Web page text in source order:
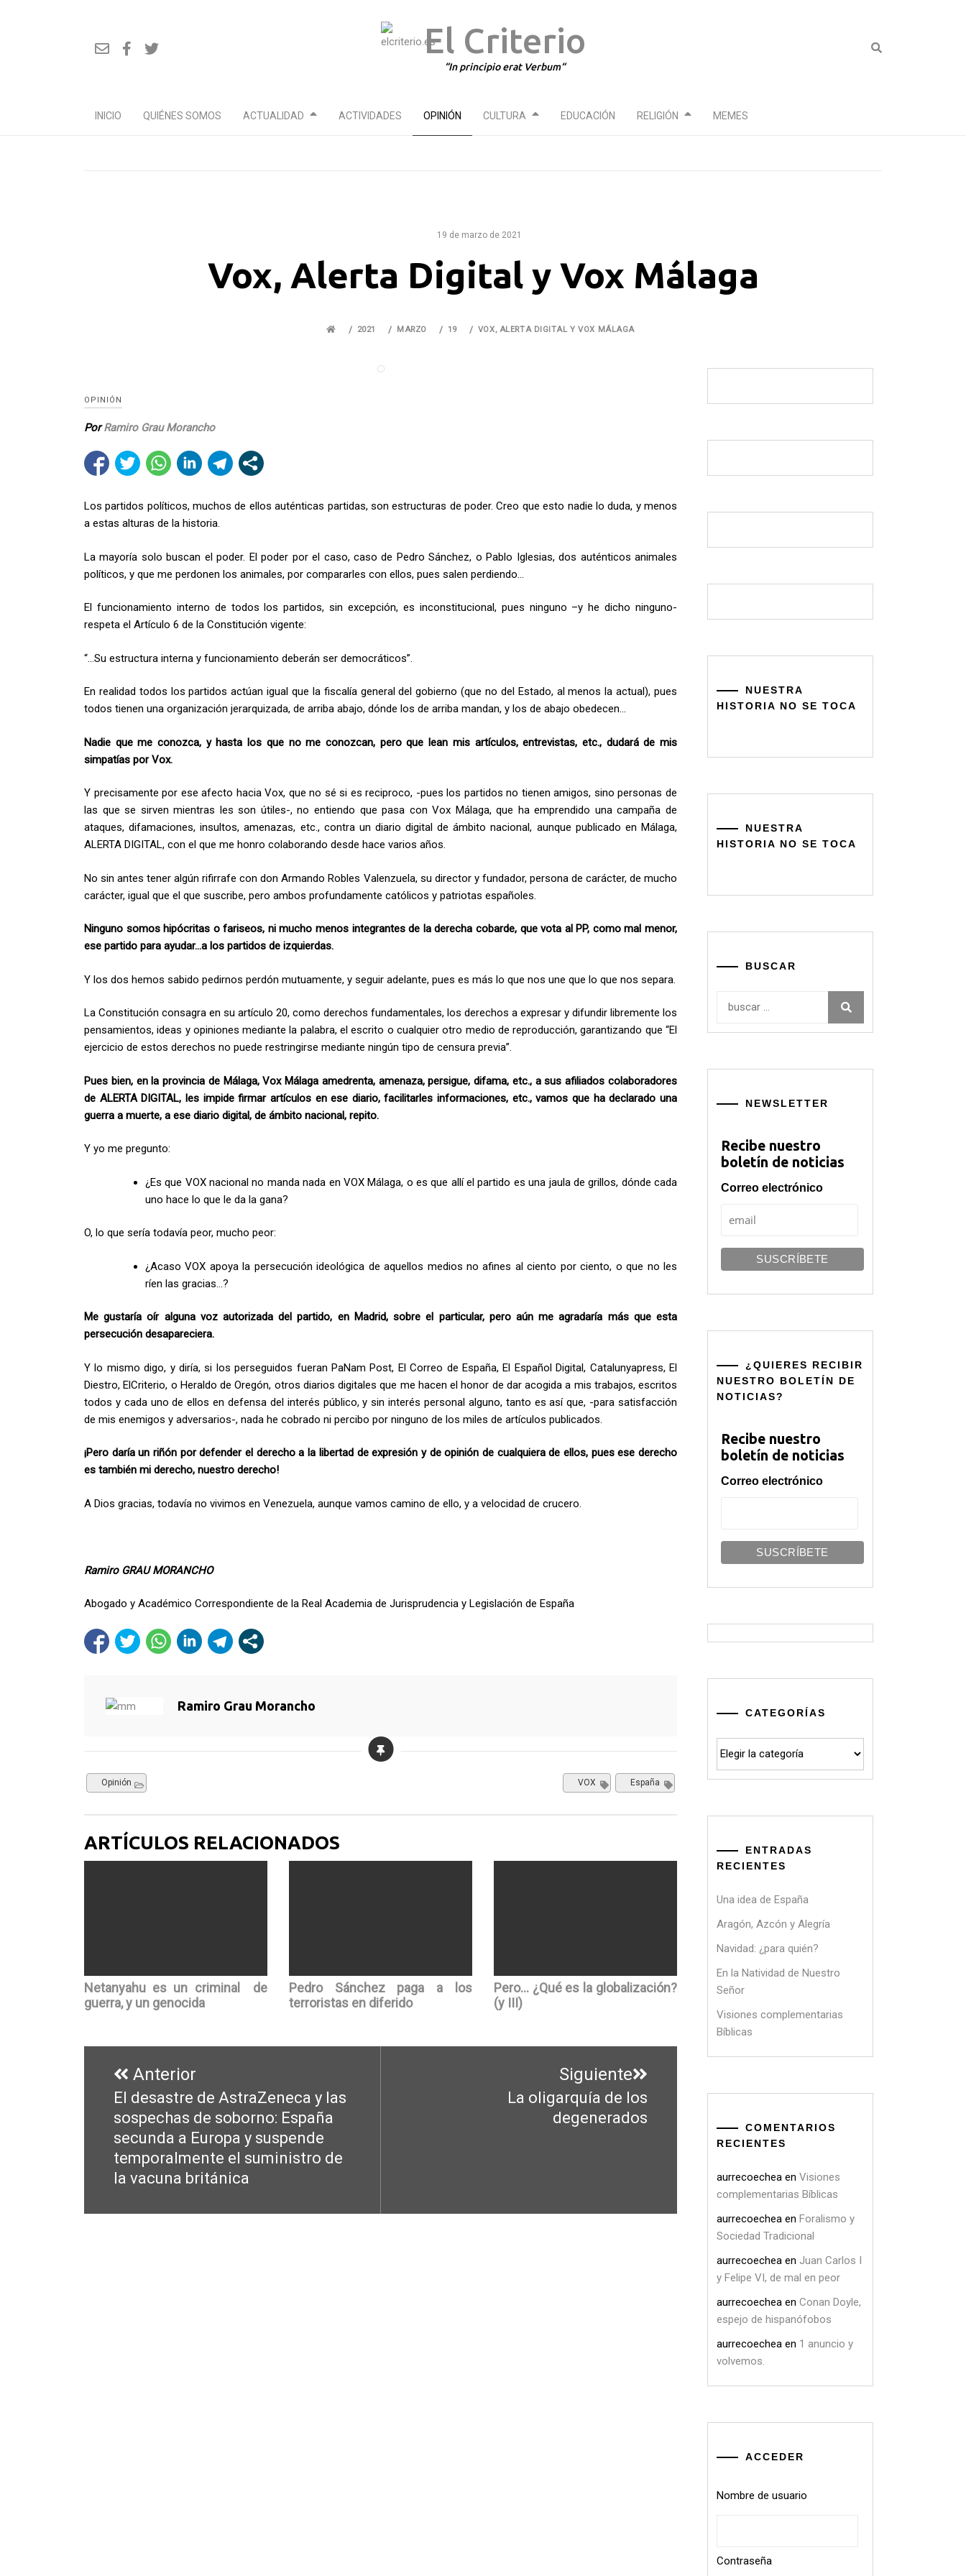
El Criterio
In principio erat Verbum
INICIO QUIÉNES SOMOS ACTUALIDAD ACTIVIDADES OPINIÓN CULTURA EDUCACIÓN RELIGIÓN MEMES
19 de marzo de 2021
Vox, Alerta Digital y Vox Málaga
2021 MARZO 19 VOX, ALERTA DIGITAL Y VOX MÁLAGA
OPINIÓN
PorRamiro Grau Morancho
Los partidos políticos, muchos de ellos auténticas partidas, son estructuras de poder. Creo que esto nadie lo duda, y menos
a estas alturas de la historia.
La mayoría solo buscan el poder. El poder por el caso, caso de Pedro Sánchez, o Pablo Iglesias, dos auténticos animales
políticos, y que me perdonen los animales, por compararles con ellos, pues salen perdiendo…
El funcionamiento interno de todos los partidos, sin excepción, es inconstitucional, pues ninguno –y he dicho ninguno-
respeta el Artículo 6 de la Constitución vigente:
“…Su estructura interna y funcionamiento deberán ser democráticos”.
En realidad todos los partidos actúan igual que la fiscalía general del gobierno (que no del Estado, al menos la actual), pues
todos tienen una organización jerarquizada, de arriba abajo, dónde los de arriba mandan, y los de abajo obedecen…
Nadie que me conozca, y hasta los que no me conozcan, pero que lean mis artículos, entrevistas, etc., dudará de mis
simpatías por Vox.
Y precisamente por ese afecto hacia Vox, que no sé si es reciproco, -pues los partidos no tienen amigos, sino personas de
las que se sirven mientras les son útiles-, no entiendo que pasa con Vox Málaga, que ha emprendido una campaña de
ataques, difamaciones, insultos, amenazas, etc., contra un diario digital de ámbito nacional, aunque publicado en Málaga,
ALERTA DIGITAL, con el que me honro colaborando desde hace varios años.
No sin antes tener algún rifirrafe con don Armando Robles Valenzuela, su director y fundador, persona de carácter, de mucho
carácter, igual que el que suscribe, pero ambos profundamente católicos y patriotas españoles.
Ninguno somos hipócritas o fariseos, ni mucho menos integrantes de la derecha cobarde, que vota al PP, como mal menor,
ese partido para ayudar…a los partidos de izquierdas.
Y los dos hemos sabido pedirnos perdón mutuamente, y seguir adelante, pues es más lo que nos une que lo que nos separa.
La Constitución consagra en su artículo 20, como derechos fundamentales, los derechos a expresar y difundir libremente los
pensamientos, ideas y opiniones mediante la palabra, el escrito o cualquier otro medio de reproducción, garantizando que “El
ejercicio de estos derechos no puede restringirse mediante ningún tipo de censura previa”.
Pues bien, en la provincia de Málaga, Vox Málaga amedrenta, amenaza, persigue, difama, etc., a sus afiliados colaboradores
de ALERTA DIGITAL, les impide firmar artículos en ese diario, facilitarles informaciones, etc., vamos que ha declarado una
guerra a muerte, a ese diario digital, de ámbito nacional, repito.
Y yo me pregunto:
¿Es que VOX nacional no manda nada en VOX Málaga, o es que allí el partido es una jaula de grillos, dónde cada
uno hace lo que le da la gana?
O, lo que sería todavía peor, mucho peor:
¿Acaso VOX apoya la persecución ideológica de aquellos medios no afines al ciento por ciento, o que no les
ríen las gracias…?
Me gustaría oír alguna voz autorizada del partido, en Madrid, sobre el particular, pero aún me agradaría más que esta
persecución desapareciera.
Y lo mismo digo, y diría, si los perseguidos fueran PaNam Post, El Correo de España, El Español Digital, Catalunyapress, El
Diestro, ElCriterio, o Heraldo de Oregón, otros diarios digitales que me hacen el honor de dar acogida a mis trabajos, escritos
todos y cada uno de ellos en defensa del interés público, y sin interés personal alguno, tanto es así que, -para satisfacción
de mis enemigos y adversarios-, nada he cobrado ni percibo por ninguno de los miles de artículos publicados.
¡Pero daría un riñón por defender el derecho a la libertad de expresión y de opinión de cualquiera de ellos, pues ese derecho
es también mi derecho, nuestro derecho!
A Dios gracias, todavía no vivimos en Venezuela, aunque vamos camino de ello, y a velocidad de crucero.
Ramiro GRAU MORANCHO
Abogado y Académico Correspondiente de la Real Academia de Jurisprudencia y Legislación de España
Ramiro Grau Morancho
Opinión España
VOX
ARTÍCULOS RELACIONADOS
Netanyahu es un criminal de
guerra, y un genocida
Pedro Sánchez paga a los
terroristas en diferido
Pero… ¿Qué es la globalización?
(y III)
Navegación
entradas
Anterior
Entrada
anterior:
El desastre de AstraZeneca y las
sospechas de soborno: España
secunda a Europa y suspende
temporalmente el suministro de
la vacuna británica
Siguiente
La oligarquía de los
degenerados
NUESTRA
HISTORIA NO SE TOCA
NUESTRA
HISTORIA NO SE TOCA
BUSCAR
NEWSLETTER
Recibe nuestro
boletín de noticias
Correo electrónico
¿QUIERES RECIBIR
NUESTRO BOLETÍN DE
NOTICIAS?
Recibe nuestro
boletín de noticias
Correo electrónico
CATEGORÍAS
ENTRADAS
RECIENTES
Una idea de España
Aragón, Azcón y Alegría
Navidad: ¿para quién?
En la Natividad de Nuestro
Señor
Visiones complementarias
Bíblicas
COMENTARIOS
RECIENTES
aurrecoechea en Visiones
complementarias Bíblicas
aurrecoechea en Foralismo y
Sociedad Tradicional
aurrecoechea en Juan Carlos I
y Felipe VI, de mal en peor
aurrecoechea en Conan Doyle,
espejo de hispanófobos
aurrecoechea en 1 anuncio y
volvemos.
ACCEDER
Nombre de usuario
Contraseña